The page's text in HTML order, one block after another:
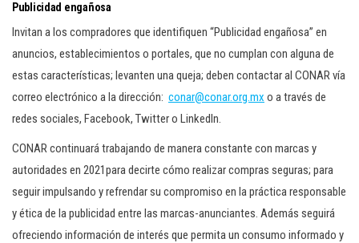
Publicidad engañosa
Invitan a los compradores que identifiquen “Publicidad engañosa” en
anuncios, establecimientos o portales, que no cumplan con alguna de
estas características; levanten una queja; deben contactar al CONAR vía
correo electrónico a la dirección: conar@conar.org.mx o a través de
redes sociales, Facebook, Twitter o LinkedIn.
CONAR continuará trabajando de manera constante con marcas y
autoridades en 2021para decirte cómo realizar compras seguras; para
seguir impulsando y refrendar su compromiso en la práctica responsable
y ética de la publicidad entre las marcas-anunciantes. Además seguirá
ofreciendo información de interés que permita un consumo informado y